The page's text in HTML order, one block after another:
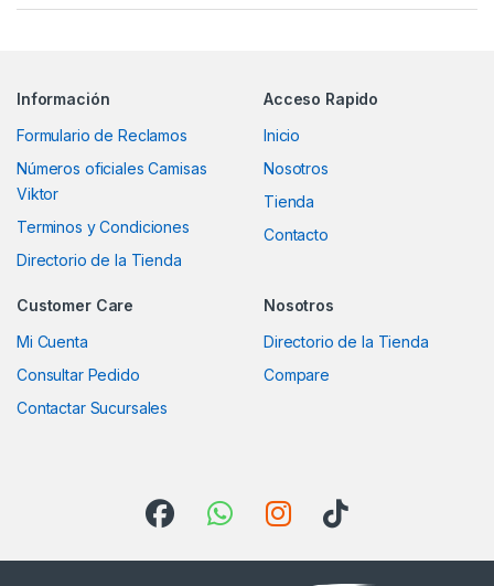
Información
Formulario de Reclamos
Números oficiales Camisas
Viktor
Terminos y Condiciones
Directorio de la Tienda
Acceso Rapido
Inicio
Nosotros
Tienda
Contacto
Customer Care
Mi Cuenta
Consultar Pedido
Contactar Sucursales
Nosotros
Directorio de la Tienda
Compare